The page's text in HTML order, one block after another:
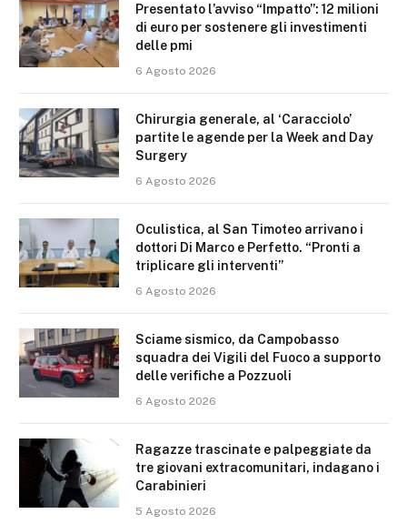
Presentato l’avviso “Impatto”: 12 milioni
di euro per sostenere gli investimenti
delle pmi
6 Agosto 2026
Chirurgia generale, al ‘Caracciolo’
partite le agende per la Week and Day
Surgery
6 Agosto 2026
Oculistica, al San Timoteo arrivano i
dottori Di Marco e Perfetto. “Pronti a
triplicare gli interventi”
6 Agosto 2026
Sciame sismico, da Campobasso
squadra dei Vigili del Fuoco a supporto
delle verifiche a Pozzuoli
6 Agosto 2026
Ragazze trascinate e palpeggiate da
tre giovani extracomunitari, indagano i
Carabinieri
5 Agosto 2026